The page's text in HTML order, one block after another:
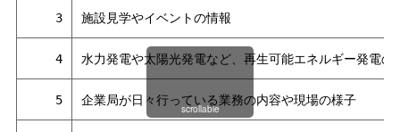
3 施設見学やイベントの情報
4 水力発電や太陽光発電など、再生可能エネルギー発電の
5 企業局が日々行っている業務の内容や現場の様子
scrollable